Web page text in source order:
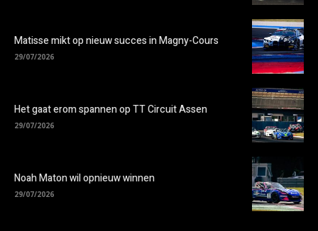
Matisse mikt op nieuw succes in Magny-Cours
29/07/2026
Het gaat erom spannen op TT Circuit Assen
29/07/2026
Noah Maton wil opnieuw winnen
29/07/2026